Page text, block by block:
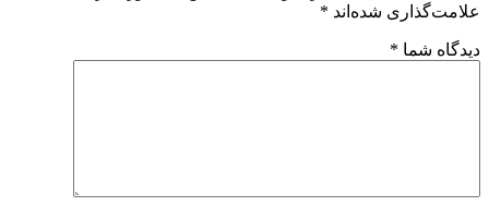
علامت‌گذاری شده‌اند *
دیدگاه شما *